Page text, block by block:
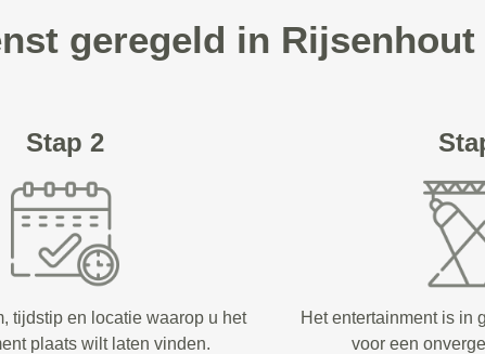
geregeld in Rijsenhout
Stap 2
tijdstip en locatie waarop u het
plaats wilt laten vinden.
Het entertainment is in
voor een